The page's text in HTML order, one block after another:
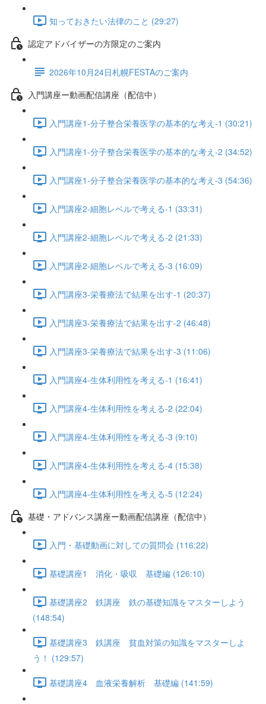
知っておきたい法律のこと (29:27)
認定アドバイザーの方限定のご案内
2026年10月24日札幌FESTAのご案内
入門講座ー動画配信講座（配信中）
入門講座1-分子整合栄養医学の基本的な考え-1 (30:21)
入門講座1-分子整合栄養医学の基本的な考え-2 (34:52)
入門講座1-分子整合栄養医学の基本的な考え-3 (54:36)
入門講座2-細胞レベルで考える-1 (33:31)
入門講座2-細胞レベルで考える-2 (21:33)
入門講座2-細胞レベルで考える-3 (16:09)
入門講座3-栄養療法で結果を出す-1 (20:37)
入門講座3-栄養療法で結果を出す-2 (46:48)
入門講座3-栄養療法で結果を出す-3 (11:06)
入門講座4-生体利用性を考える-1 (16:41)
入門講座4-生体利用性を考える-2 (22:04)
入門講座4-生体利用性を考える-3 (9:10)
入門講座4-生体利用性を考える-4 (15:38)
入門講座4-生体利用性を考える-5 (12:24)
基礎・アドバンス講座ー動画配信講座（配信中）
入門・基礎動画に対しての質問会 (116:22)
基礎講座1 消化・吸収 基礎編 (126:10)
基礎講座2 鉄講座 鉄の基礎知識をマスターしよう
(148:54)
基礎講座3 鉄講座 貧血対策の知識をマスターしよ
う！ (129:57)
基礎講座4 血液栄養解析 基礎編 (141:59)